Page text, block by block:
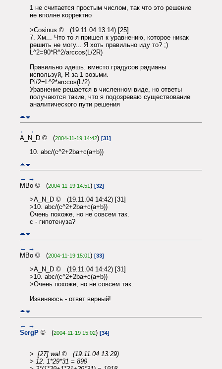
1 не считается простым числом, так что это решение
не вполне корректно
>Cosinus © (19.11.04 13:14) [25]
7. Хм... Что то я пришел к уравнению, которое никак
решить не могу... Я хоть правильно иду то? ;)
L^2=90*R^2/arccos(L/2R)
Правильно идешь. вместо градусов радианы
используй, R за 1 возьми.
Pi/2=L^2*arccos(L/2)
Уравнение решается в численном виде, но ответы
получаются такие, что я подозреваю существование
аналитического пути решения
← →
A_N_D © (2004-11-19 14:42) [31]
10. abc/(c^2+2ba+c(a+b))
← →
MBo © (2004-11-19 14:51) [32]
>A_N_D © (19.11.04 14:42) [31]
>10. abc/(c^2+2ba+c(a+b))
Очень похоже, но не совсем так.
с - гипотенуза?
← →
MBo © (2004-11-19 15:01) [33]
>A_N_D © (19.11.04 14:42) [31]
>10. abc/(c^2+2ba+c(a+b))
>Очень похоже, но не совсем так.
Извиняюсь - ответ верный!
← →
SergP © (2004-11-19 15:02) [34]
> [27] wal © (19.11.04 13:29)
> 12. 1*29*31 = 899